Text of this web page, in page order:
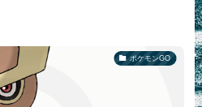
ポケモンGO